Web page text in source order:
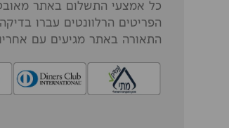
כל אמצעי התשלום באתר
הפריטים הרלוונטים עברו
התאורה באתר מגיעים עם